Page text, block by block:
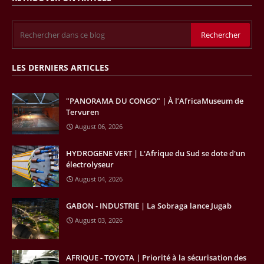
de l’exploration. Le périmètre concerné se situe dans une zone de
sur l’acquisition et l’interprétation de données géologiques et
géophysiques.
18/04/26 OUGANDA - CITIBANK
Les autorités ougandaises ont annoncé avoir mandaté la banque
américaine Citibank pour arranger la mobilisation des financements
nécessaires à la construction du chemin de fer à écartement standard
(SGR) qui devrait relier la capitale Kampala à la frontière avec le
de dollars). Selon le secrétaire permanent au ministère ougandais des
Finances, Ramathan Ggoobi, lors d’une rencontre entre les ministres
des Finances de l'Ouganda, du Kenya et du Rwanda tenue à
Washington, en marge des réunions de printemps 2026 du FMI et de
la Banque mondiale, des pourparlers avec les institutions de Bretton
Woods ont aussi été engagés en vue d'obtenir leur soutien pour ce
projet.
11/04/26 AFRIQUE - LOBBYING
LES DERNIERS ARTICLES
"PANORAMA DU CONGO" | À l’AfricaMuseum de
Tervuren
August 06, 2026
HYDROGENE VERT | L'Afrique du Sud se dote d'un
électrolyseur
August 04, 2026
GABON - INDUSTRIE | La Sobraga lance Jugab
August 03, 2026
AFRIQUE - TOYOTA | Priorité à la sécurisation des